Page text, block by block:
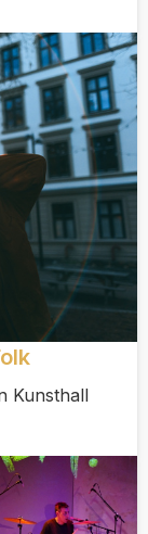
Kunsthall